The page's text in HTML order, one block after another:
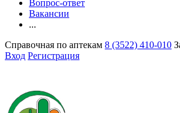
Вопрос-ответ
Вакансии
...
Справочная по аптекам 8 (3522) 410-010
Вход Регистрация